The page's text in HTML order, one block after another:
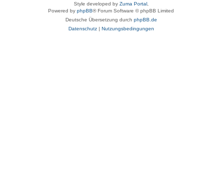
Style developed by Zuma Portal,
Powered by phpBB® Forum Software © phpBB Limited
Deutsche Übersetzung durch phpBB.de
Datenschutz| Nutzungsbedingungen